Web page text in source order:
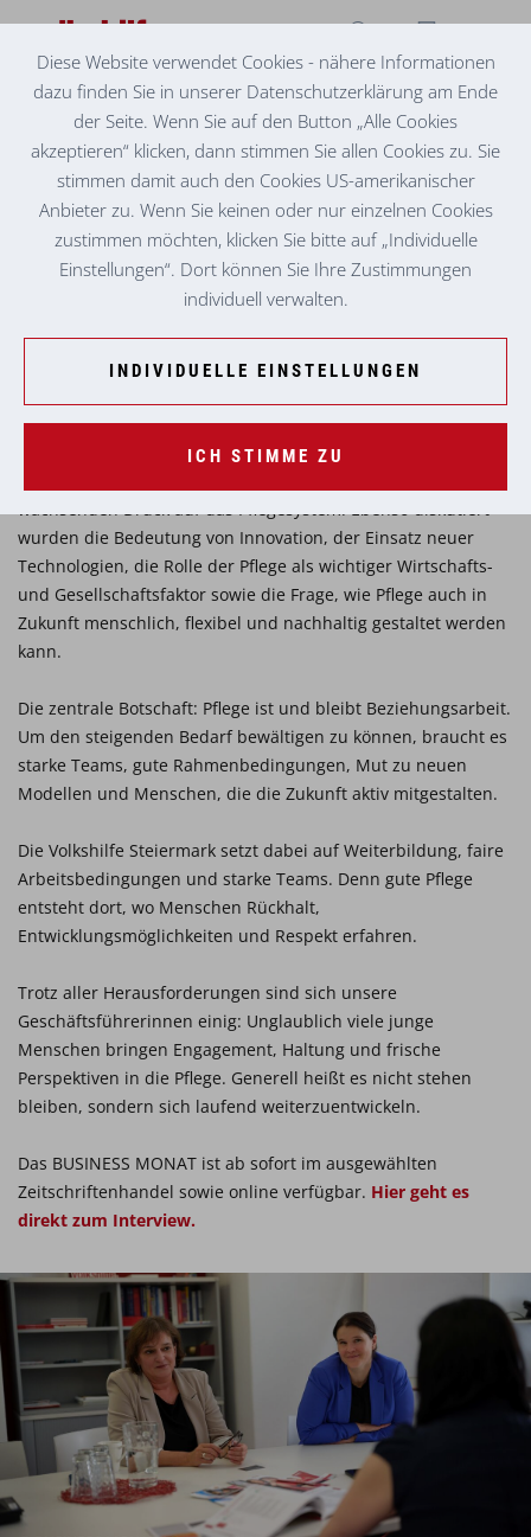
PFLEGE: FELS IN DER BRANDUNG
UNSERE GESCHÄFTSFÜHRERINNEN IM
GESPRÄCH MIT DEM BUSINESS MONAT
Genoveva Kocher-Schruf wurden vor kurzem vom BUSINESS
MONAT zum Thema „Health & Care 2026“ zum Gespräch
gebeten. Die beiden tauschten sich mit Stv. Chefredakteurin
Betina Petschauer über die aktuellen Herausforderungen und
Zukunftsperspektiven der Pflege aus.
zentralen Weiterbildungsmöglichkeiten der Volkshilfe. Wie
steht es um die Vereinbarkeit von Beruf und Familie und die
wachsenden Druck auf das Pflegesystem. Ebenso diskutiert
wurden die Bedeutung von Innovation, der Einsatz neuer
Technologien, die Rolle der Pflege als wichtiger Wirtschafts-
und Gesellschaftsfaktor sowie die Frage, wie Pflege auch in
Zukunft menschlich, flexibel und nachhaltig gestaltet werden
kann.
Die zentrale Botschaft: Pflege ist und bleibt Beziehungsarbeit.
Um den steigenden Bedarf bewältigen zu können, braucht es
starke Teams, gute Rahmenbedingungen, Mut zu neuen
Modellen und Menschen, die die Zukunft aktiv mitgestalten.
Die Volkshilfe Steiermark setzt dabei auf Weiterbildung, faire
Arbeitsbedingungen und starke Teams. Denn gute Pflege
entsteht dort, wo Menschen Rückhalt,
Entwicklungsmöglichkeiten und Respekt erfahren.
Trotz aller Herausforderungen sind sich unsere
Geschäftsführerinnen einig: Unglaublich viele junge
Menschen bringen Engagement, Haltung und frische
Perspektiven in die Pflege. Generell heißt es nicht stehen
bleiben, sondern sich laufend weiterzuentwickeln.
Das BUSINESS MONAT ist ab sofort im ausgewählten
Zeitschriftenhandel sowie online verfügbar. Hier geht es
direkt zum Interview.
Diese Website verwendet Cookies - nähere Informationen
dazu finden Sie in unserer Datenschutzerklärung am Ende
der Seite. Wenn Sie auf den Button „Alle Cookies
akzeptieren“ klicken, dann stimmen Sie allen Cookies zu. Sie
stimmen damit auch den Cookies US-amerikanischer
Anbieter zu. Wenn Sie keinen oder nur einzelnen Cookies
zustimmen möchten, klicken Sie bitte auf „Individuelle
Einstellungen“. Dort können Sie Ihre Zustimmungen
individuell verwalten.
INDIVIDUELLE EINSTELLUNGEN
ICH STIMME ZU